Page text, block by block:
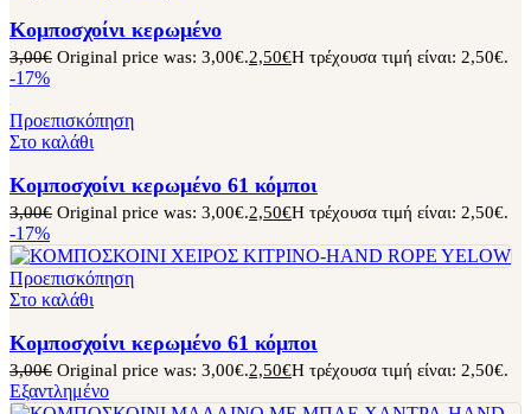
Κομποσχοίνι κερωμένο
3,00€ Original price was: 3,00€.2,50€Η τρέχουσα τιμή είναι: 2,50€.
-17%
Προεπισκόπηση
Στο καλάθι
Κομποσχοίνι κερωμένο 61 κόμποι
3,00€ Original price was: 3,00€.2,50€Η τρέχουσα τιμή είναι: 2,50€.
-17%
Προεπισκόπηση
Στο καλάθι
Κομποσχοίνι κερωμένο 61 κόμποι
3,00€ Original price was: 3,00€.2,50€Η τρέχουσα τιμή είναι: 2,50€.
Εξαντλημένο